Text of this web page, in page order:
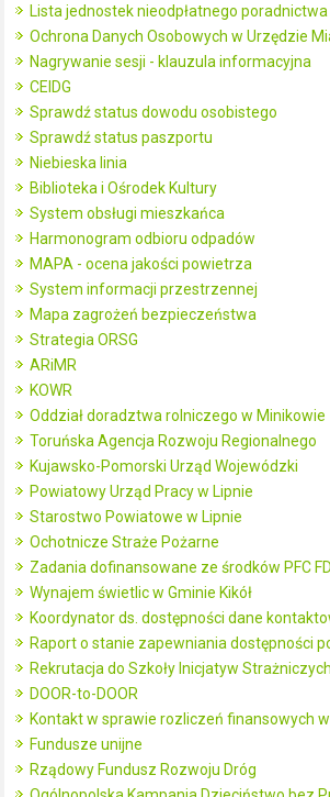
Lista jednostek nieodpłatnego poradnictwa
Ochrona Danych Osobowych w Urzędzie
Nagrywanie sesji - klauzula informacyjna
CEIDG
Sprawdź status dowodu osobistego
Sprawdź status paszportu
Niebieska linia
Biblioteka i Ośrodek Kultury
System obsługi mieszkańca
Harmonogram odbioru odpadów
MAPA - ocena jakości powietrza
System informacji przestrzennej
Mapa zagrożeń bezpieczeństwa
Strategia ORSG
ARiMR
KOWR
Oddział doradztwa rolniczego w Minikowie
Toruńska Agencja Rozwoju Regionalnego
Kujawsko-Pomorski Urząd Wojewódzki
Powiatowy Urząd Pracy w Lipnie
Starostwo Powiatowe w Lipnie
Ochotnicze Straże Pożarne
Zadania dofinansowane ze środków PFC
Wynajem świetlic w Gminie Kikół
Koordynator ds. dostępności dane
Raport o stanie zapewniania dostępności
Rekrutacja do Szkoły Inicjatyw Strażniczych
DOOR-to-DOOR
Kontakt w sprawie rozliczeń finansowych
Fundusze unijne
Rządowy Fundusz Rozwoju Dróg